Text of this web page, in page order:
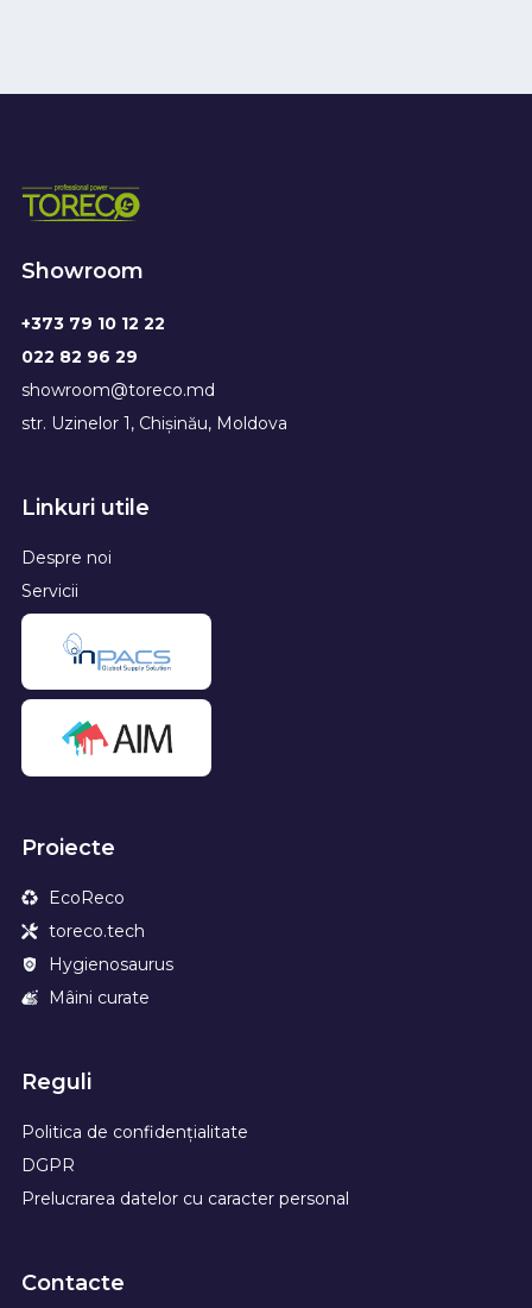
Showroom
+373 79 10 12 22
022 82 96 29
showroom@toreco.md
str. Uzinelor 1, Chișinău, Moldova
Linkuri utile
Despre noi
Servicii
Proiecte
EcoReco
toreco.tech
Hygienosaurus
Mâini curate
Reguli
Politica de confidențialitate
DGPR
Prelucrarea datelor cu caracter personal
Contacte